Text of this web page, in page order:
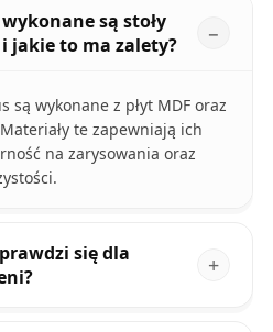
są stoły
jakie to ma zalety?
są wykonane z płyt MDF oraz
te zapewniają ich
na zarysowania oraz
się dla